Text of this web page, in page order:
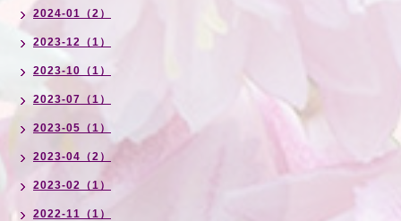
2024-01（2）
2023-12（1）
2023-10（1）
2023-07（1）
2023-05（1）
2023-04（2）
2023-02（1）
2022-11（1）